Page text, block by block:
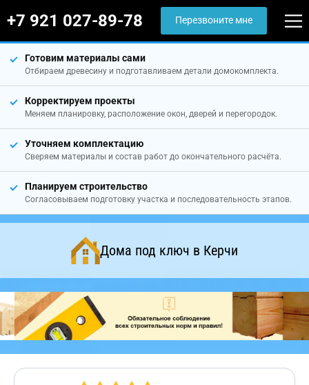
+7 921 027-89-78 Перезвоните мне
Готовим материалы сами
Отбираем древесину и подготавливаем детали домокомплекта.
Корректируем проекты
Меняем планировку, расположение окон, дверей и перегородок.
Уточняем комплектацию
Сверяем материалы и состав работ до окончательного расчёта.
Планируем строительство
Согласовываем подготовку участка и последовательность этапов.
Дома под ключ в Керчи